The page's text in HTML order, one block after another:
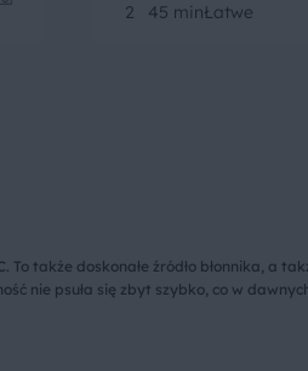
2 45 minŁatwe
także doskonałe źródło błonnika, a
nie psuła się zbyt szybko, co w